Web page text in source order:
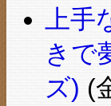
上
きで
ズ) (